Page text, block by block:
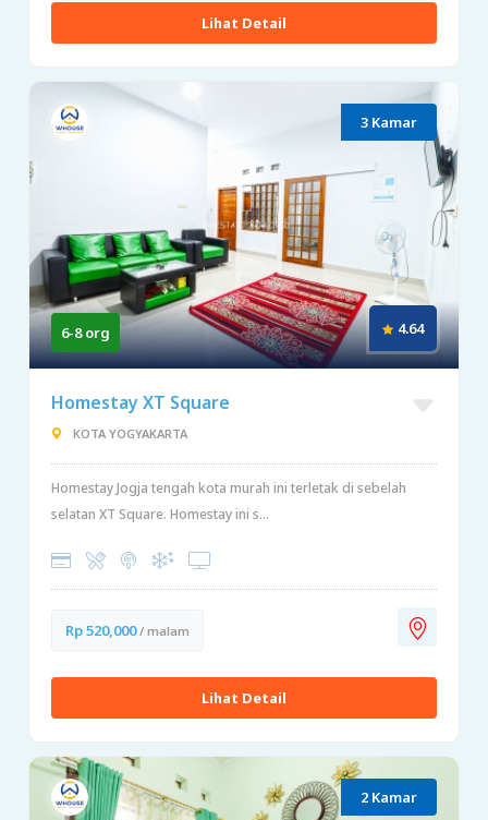
Lihat Detail
3 Kamar
6-8 org 4.64
Homestay XT Square
KOTA YOGYAKARTA
Homestay Jogja tengah kota murah ini terletak di sebelah
selatan XT Square. Homestay ini s...
Rp 520,000/ malam
Lihat Detail
2 Kamar